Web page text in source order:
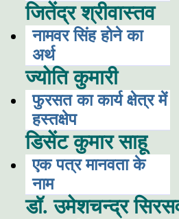
जितेंद्र श्रीवास्तव
नामवर सिंह होने का
अर्थ
ज्योति कुमारी
फुरसत का कार्य क्षेत्र में
हस्तक्षेप
डिसेंट कुमार साहू
एक पत्र मानवता के
नाम
डॉ. उमेशचन्द्र